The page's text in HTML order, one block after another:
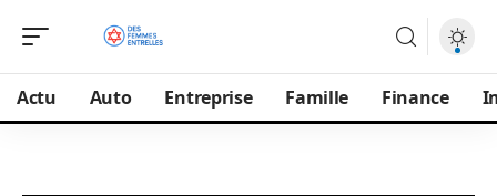
Actu Auto Entreprise Famille Finance